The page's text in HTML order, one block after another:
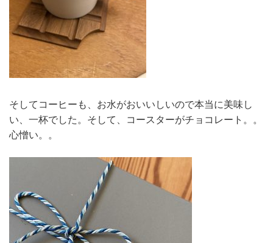
そしてコーヒーも、お水がおいいしいので本当に美味し
い、一杯でした。そして、コースターがチョコレート。。
心憎い。。